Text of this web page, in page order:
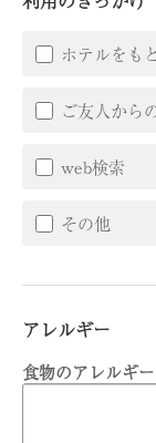
ホテルをも
ご友人から
web検索
その他
アレルギー
食物のアレルギ